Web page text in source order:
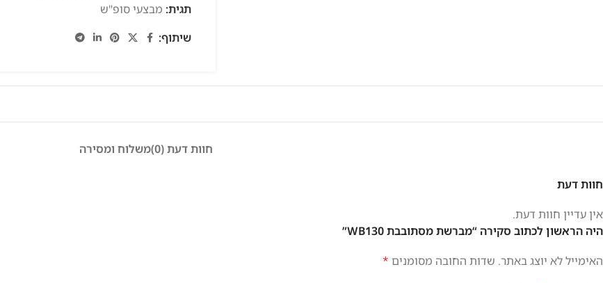
תגית: מבצעי סופ"ש
שיתוף:
חוות דעת (0) משלוח ומסירה
חוות דעת
אין עדיין חוות דעת.
היה הראשון לכתוב סקירה “מברשת מסתובבת WB130”
האימייל לא יוצג באתר. שדות החובה מסומנים *